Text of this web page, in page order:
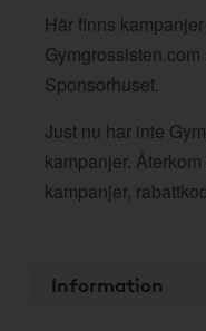
Här finns
Sponsorhuset.
Just nu har inte
kampanjer.
kampanjer,
Information